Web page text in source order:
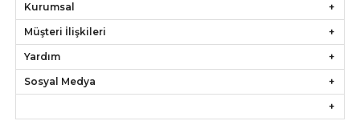
Kurumsal
Müşteri İlişkileri
Yardım
Sosyal Medya